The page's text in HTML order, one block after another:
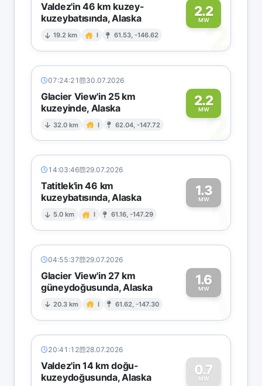
Valdez'in 46 km kuzey-
kuzeybatısında, Alaska
19.2 km I 61.53, -146.62
2.2
MW2
07:24:21 30.07.2026
Glacier View'in 25 km
kuzeyinde, Alaska
32.0 km I 62.04, -147.72
2.2
MW2
14:03:46 29.07.2026
Tatitlek'in 46 km
kuzeybatısında, Alaska
5.0 km I 61.16, -147.29
1.3
MW1
04:55:37 29.07.2026
Glacier View'in 27 km
güneydoğusunda, Alaska
20.3 km I 61.62, -147.30
1.6
MW1
20:41:12 28.07.2026
Valdez'in 14 km doğu-
kuzeydoğusunda, Alaska
0.7
MW